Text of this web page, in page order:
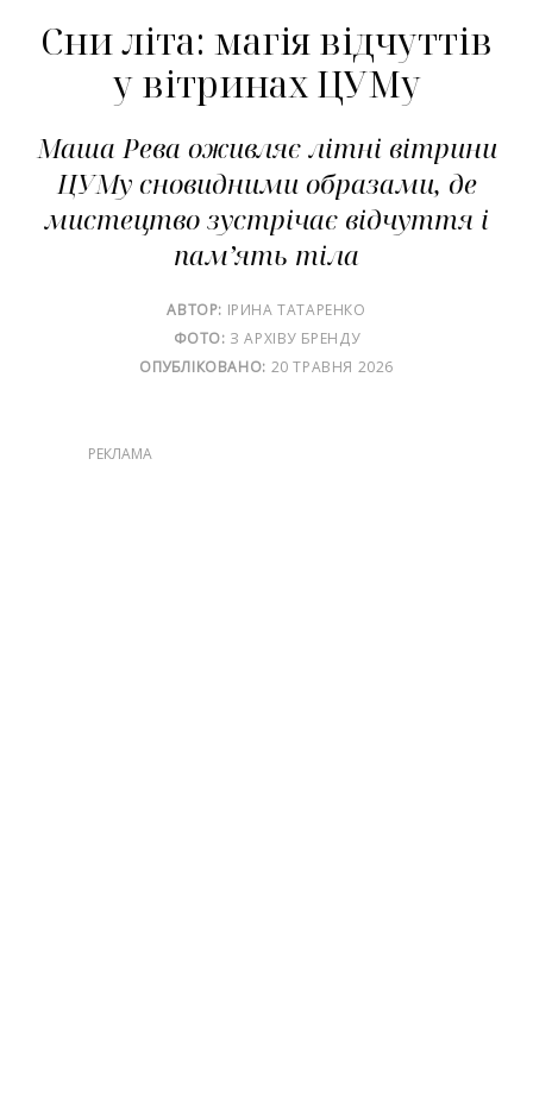
Сни літа: магія відчуттів
у вітринах ЦУМу
Маша Рева оживляє літні вітрини
ЦУМу сновидними образами, де
мистецтво зустрічає відчуття і
пам’ять тіла
АВТОР: ІРИНА ТАТАРЕНКО
ФОТО: З АРХІВУ БРЕНДУ
ОПУБЛІКОВАНО: 20 ТРАВНЯ 2026